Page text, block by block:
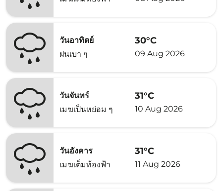
วันอาทิตย์
ฝนเบา ๆ
30°C
09 Aug 2026
วันจันทร์
เมฆเป็นหย่อม ๆ
31°C
10 Aug 2026
วันอังคาร
เมฆเต็มท้องฟ้า
31°C
11 Aug 2026